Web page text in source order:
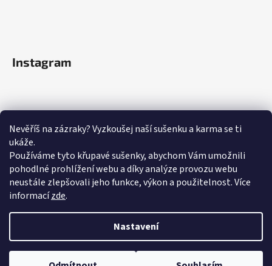
Nevěříš na zázraky? Vyzkoušej naší sušenku a karma se ti
ukáže.
Používáme tyto křupavé sušenky, abychom Vám umožnili
pohodlné prohlížení webu a díky analýze provozu webu
neustále zlepšovali jeho funkce, výkon a použitelnost.Více
informacízde.
Nastavení
Instagram
Sledovat na Instagramu